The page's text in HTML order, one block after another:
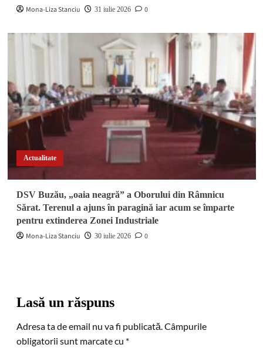
Mona-Liza Stanciu 31 iulie 2026 0
Actualitate
DSV Buzău, „oaia neagră” a Oborului din Râmnicu
Sărat. Terenul a ajuns în paragină iar acum se împarte
pentru extinderea Zonei Industriale
Mona-Liza Stanciu
30 iulie 2026 0
Lasă un răspuns
Adresa ta de email nu va fi publicată.Câmpurile
obligatorii sunt marcate cu *